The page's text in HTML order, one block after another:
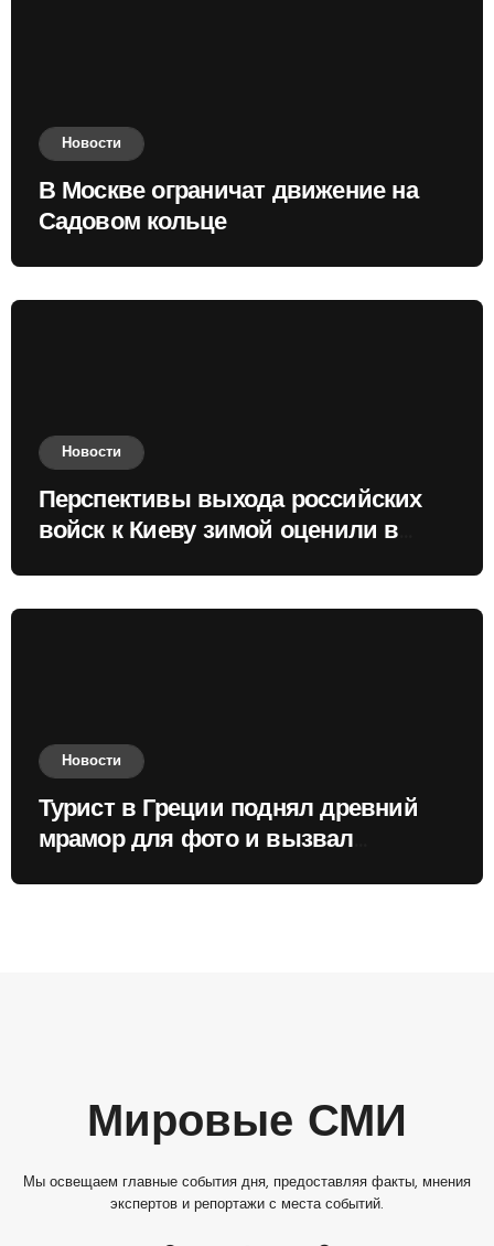
Новости
В Москве ограничат движение на
Садовом кольце
Новости
Перспективы выхода российских
войск к Киеву зимой оценили в
Новости
Турист в Греции поднял древний
мрамор для фото и вызвал
Мировые СМИ
Мы освещаем главные события дня, предоставляя факты, мнения
экспертов и репортажи с места событий.